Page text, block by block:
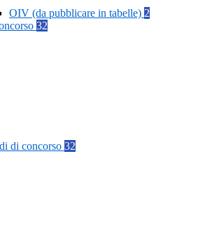
OIV (da pubblicare in tabelle) 2
32
di concorso 32